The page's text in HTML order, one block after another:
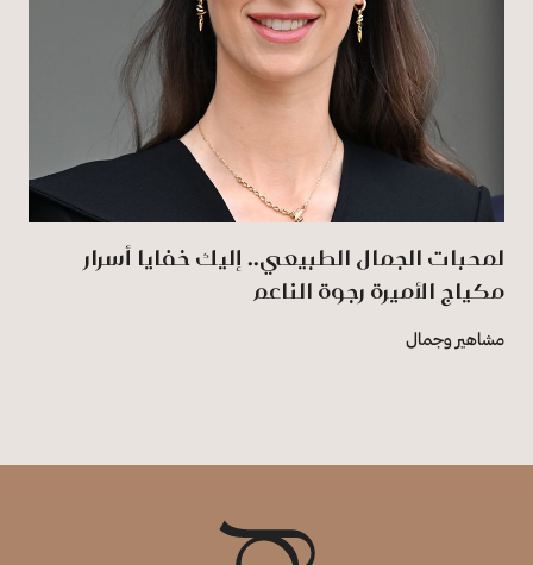
لمحبات الجمال الطبيعي.. إليك خفايا أسرار
مكياج الأميرة رجوة الناعم
مشاهير وجمال